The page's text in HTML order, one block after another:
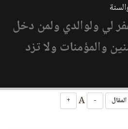
لي ولوالدي ولمن دخل
والمؤمنات ولا تزد
-
+